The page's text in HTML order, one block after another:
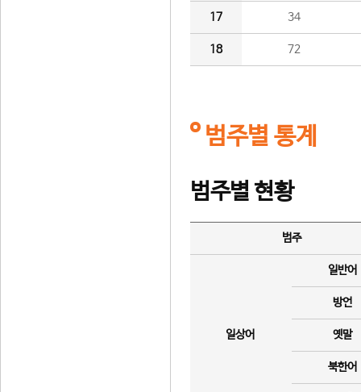
17 34
18 72
범주별 통계
범주별 현황
범주
일상어
일반어
방언
옛말
북한어